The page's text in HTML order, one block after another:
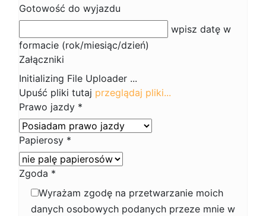
Gotowość do wyjazdu
wpisz datę w
formacie (rok/miesiąc/dzień)
Załączniki
Upuść pliki tutaj przeglądaj pliki...
Prawo jazdy *
Papierosy *
Zgoda *
Wyrażam zgodę na przetwarzanie moich
danych osobowych podanych przeze mnie w